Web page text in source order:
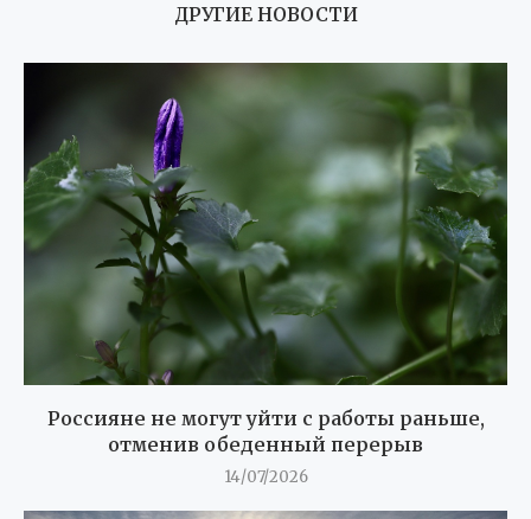
ДРУГИЕ НОВОСТИ
Россияне не могут уйти с работы раньше,
отменив обеденный перерыв
14/07/2026